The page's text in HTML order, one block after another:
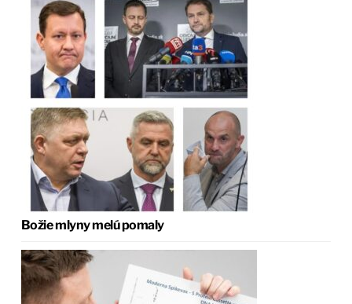
Božie mlyny melú pomaly